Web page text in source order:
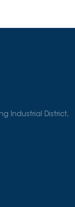
Industrial District,